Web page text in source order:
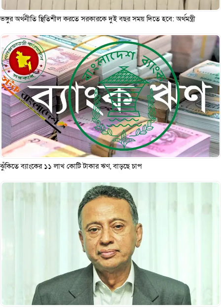
ভঙ্গুর অর্থনীতি স্থিতিশীল করতে সরকারকে দুই বছর সময় দিতে হবে: অর্থমন্ত্রী
ঝুঁকিতে ব্যাংকের ১১ লাখ কোটি টাকার ঋণ, বাড়ছে চাপ